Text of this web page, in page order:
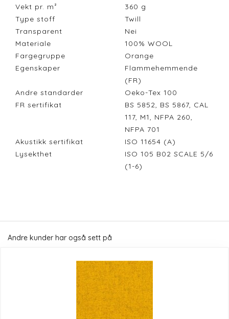
Vekt pr. m²
360 g
Type stoff
Twill
Transparent
Nei
Materiale
100% WOOL
Fargegruppe
Orange
Egenskaper
Flammehemmende
(FR)
Andre standarder
Oeko-Tex 100
FR sertifikat
BS 5852, BS 5867, CAL
117, M1, NFPA 260,
NFPA 701
Akustikk sertifikat
ISO 11654 (A)
Lysekthet
ISO 105 B02 SCALE 5/6
(1-6)
Andre kunder har også sett på